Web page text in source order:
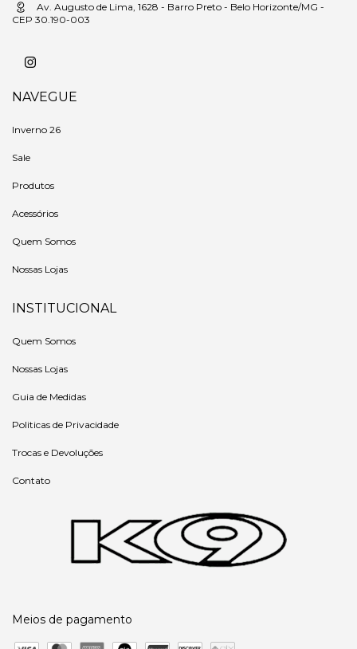
Av. Augusto de Lima, 1628 - Barro Preto - Belo Horizonte/MG -
CEP 30.190-003
NAVEGUE
Inverno 26
Sale
Produtos
Acessórios
Quem Somos
Nossas Lojas
INSTITUCIONAL
Quem Somos
Nossas Lojas
Guia de Medidas
Politicas de Privacidade
Trocas e Devoluções
Contato
Meios de pagamento